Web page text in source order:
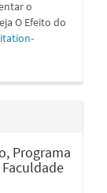
o
O Efeito do
Programa